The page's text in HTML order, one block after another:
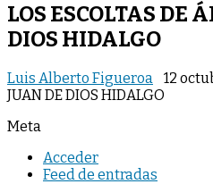
LOS ESCOLTAS DE
DIOS HIDALGO
Luis Alberto Figueroa 12
JUAN DE DIOS HIDALGO
Meta
Acceder
Feed de entradas